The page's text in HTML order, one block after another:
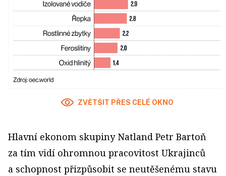
ZVĚTŠIT PŘES CELÉ OKNO
Hlavní ekonom skupiny Natland Petr Bartoň
za tím vidí ohromnou pracovitost Ukrajinců
a schopnost přizpůsobit se neutěšenému stavu